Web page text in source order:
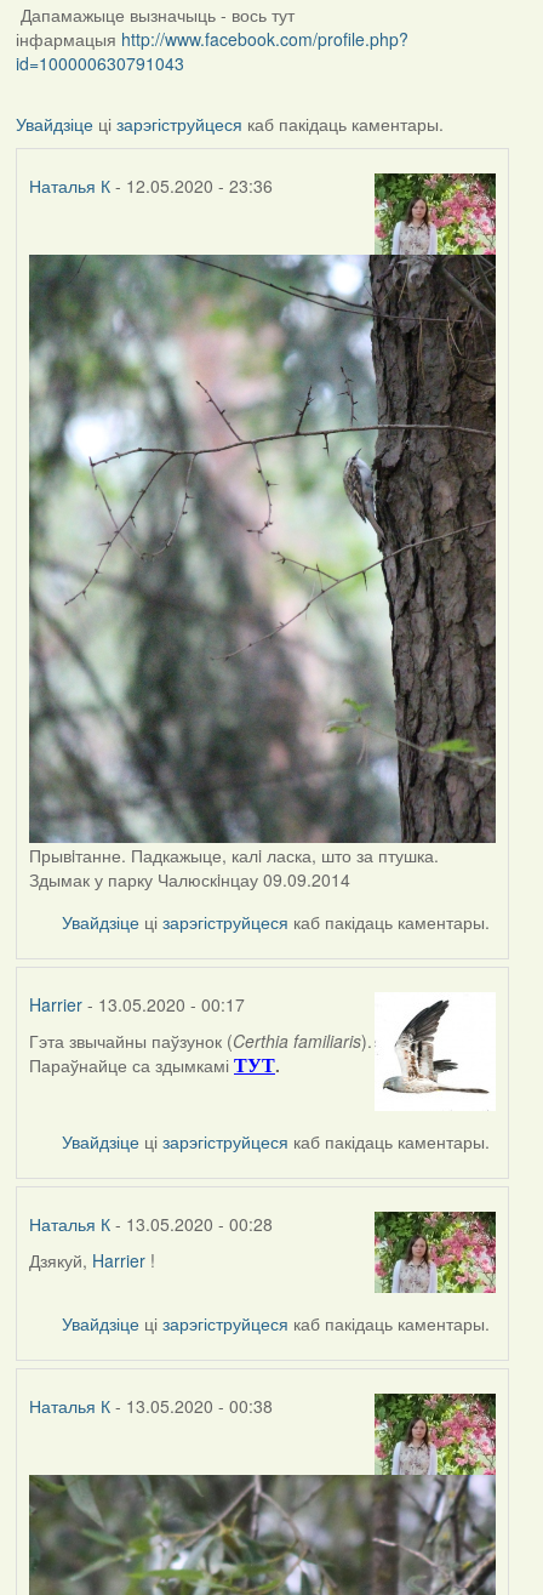
Дапамажыце вызначыць - вось тут
інфармацыя http://www.facebook.com/profile.php?
id=100000630791043
Увайдзіцеці зарэгіструйцеся каб пакідаць каментары.
Наталья К- 12.05.2020 - 23:36
Прывiтанне. Падкажыце, калi ласка, што за птушка.
Здымак у парку Чалюскiнцау 09.09.2014
Увайдзіце цізарэгіструйцеся каб пакідаць каментары.
Harrier- 13.05.2020 - 00:17
In
reply
Наталья
К
Гэта звычайны паўзунок (Certhia familiaris).
Параўнайце са здымкамі ТУТ.
Увайдзіце цізарэгіструйцеся каб пакідаць каментары.
Наталья К- 13.05.2020 - 00:28
In
Harrier
Дзякуй, Harrier!
Увайдзіце цізарэгіструйцеся каб пакідаць каментары.
Наталья К- 13.05.2020 - 00:38